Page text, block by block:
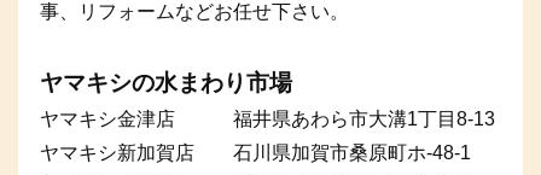
事、リフォームなどお任せ下さい。
ヤマキシの水まわり市場
ヤマキシ金津店 福井県あわら市大溝1丁目8-13
ヤマキシ新加賀店 石川県加賀市桑原町ホ-48-1